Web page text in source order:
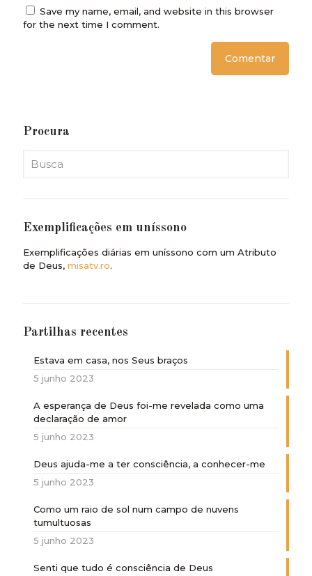
Save my name, email, and website in this browser
for the next time I comment.
Procura
Exemplificações em uníssono
Exemplificações diárias em uníssono com um Atributo
de Deus, misatv.ro.
Partilhas recentes
Estava em casa, nos Seus braços
5 junho 2023
A esperança de Deus foi-me revelada como uma
declaração de amor
5 junho 2023
Deus ajuda-me a ter consciência, a conhecer-me
5 junho 2023
Como um raio de sol num campo de nuvens
tumultuosas
5 junho 2023
Senti que tudo é consciência de Deus